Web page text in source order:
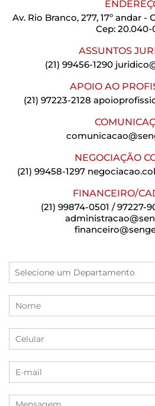
Av. Rio Branco, 277, 17º andar -
Cep: 20.040-
ASSUNTOS
(21) 99456-1290
APOIO AO
(21) 97223-2128
NEGOCIAÇÃO
(21) 99458-1297
FINANCEIRO/
(21) 99874-0501 / 97227-